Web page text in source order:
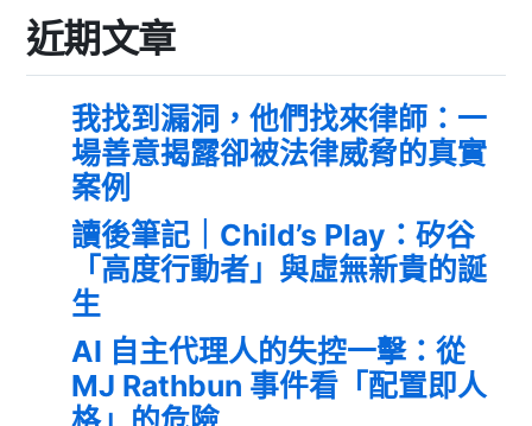
近期文章
我找到漏洞，他們找來律師：一
場善意揭露卻被法律威脅的真實
案例
讀後筆記｜Child’s Play：矽谷
「高度行動者」與虛無新貴的誕
生
AI 自主代理人的失控一擊：從
MJ Rathbun 事件看「配置即人